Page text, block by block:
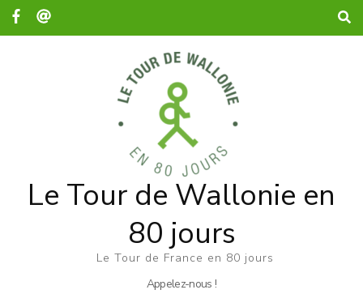
Le Tour de Wallonie en
80 jours
Le Tour de France en 80 jours
Appelez-nous !